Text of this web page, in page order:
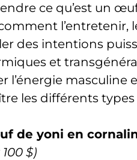
ce qu’est un
l’entretenir,
des intentions
et
l’énergie masculine
les différents
de yoni en
$)